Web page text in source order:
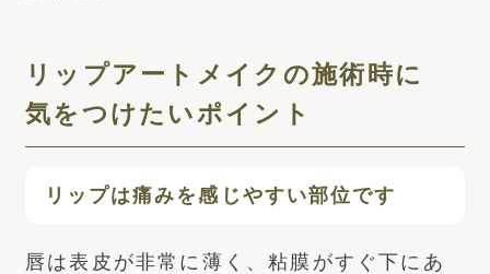
リップアートメイクの施術時に
気をつけたいポイント
リップは痛みを感じやすい部位です
唇は表皮が非常に薄く、粘膜がすぐ下にあ